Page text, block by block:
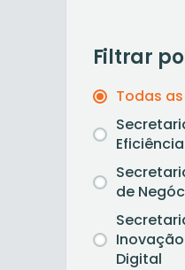
Filtrar
Todas
Eficiência
de
Digital